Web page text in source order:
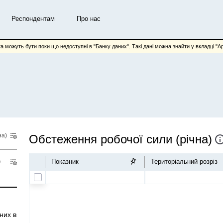
Респондентам Про нас
можуть бути поки що недоступні в "Банку даних". Такі дані можна знайти у вкладці
видах навчання та професійної підготовки
Обстеження робочої сили (річна)
Показник Територіальний розріз